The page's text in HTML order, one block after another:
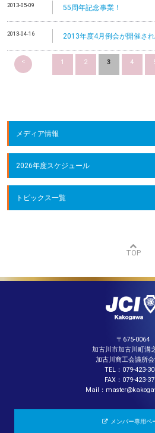
2013-05-09 55周年記念事業！
2013-04-16 2013年度4月例会が開催され
< 1 2 3 4
メディア情報
2026年度スケジュール
トピックス一覧
TOP
〒675-0064
加古川市加古川町溝
加古川商工会議所
TEL：079-423-
FAX：079-423-
Mail：
メンバー専用ペ